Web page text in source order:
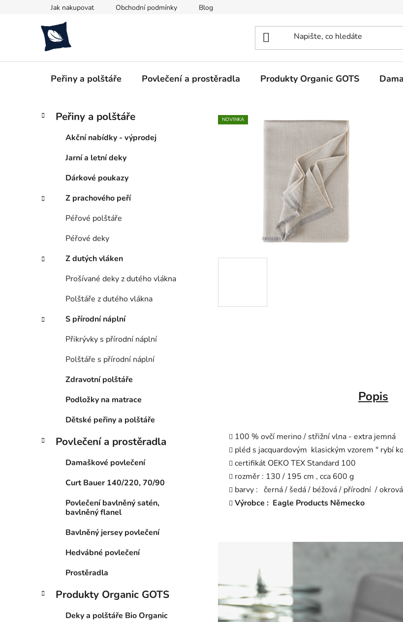
Jak nakupovat Obchodní podmínky Blog
Peřiny a polštáře Povlečení a prostěradla Produkty Organic GOTS
P
n
e
Přeskočit
kategorie
K
a
e
Peřiny a polštáře
Akční nabídky - výprodej
Jarní a letní deky
Dárkové poukazy
Z prachového peří
Péřové polštáře
Péřové deky
Z dutých vláken
Prošívané deky z dutého vlákna
Polštáře z dutého vlákna
S přírodní náplní
Přikrývky s přírodní náplní
Polštáře s přírodní náplní
Zdravotní polštáře
Podložky na matrace
Dětské peřiny a polštáře
Povlečení a prostěradla
Damaškové povlečení
Curt Bauer 140/220, 70/90
Povlečení bavlněný satén,
bavlněný flanel
Bavlněný jersey povlečení
Hedvábné povlečení
Prostěradla
Produkty Organic GOTS
Deky a polštáře Bio Organic
NOVINKA
Popis
100 % ovčí merino / střižní vlna - extra jemná
pléd s jacquardovým klasickým vzorem " rybí
certifikát OEKO TEX Standard 100
rozměr : 130 / 195 cm , cca 600 g
barvy : černá / šedá / béžová / přírodní /
Výrobce : Eagle Products Německo